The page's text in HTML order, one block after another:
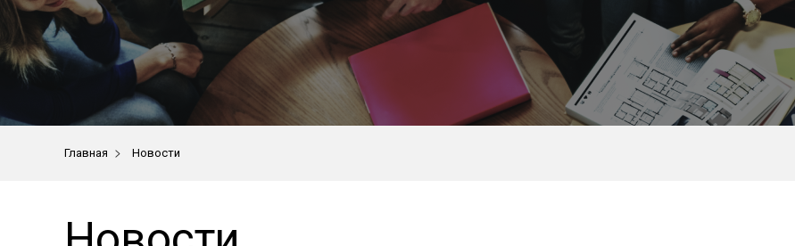
Главная > Новости